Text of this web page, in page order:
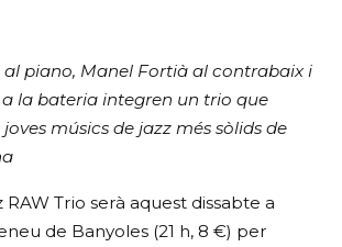
al piano, Manel Fortià al contrabaix i
la bateria integren un trio que
músics de jazz més sòlids de
Trio serà aquest dissabte a
de Banyoles (21 h, 8 €) per